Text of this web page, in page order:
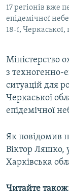
КРИМ РЕАЛІЇ
РУС
КТАТ
ДОЛУЧАЙСЯ!
Усі сайти
17 регіонів вже
епідемічної
18-ї,
Міністерство
з техногенно-
ситуацій для
Черкаської
епідемічної
Як повідомив
Віктор Ляшко,
Харківська
Читайте